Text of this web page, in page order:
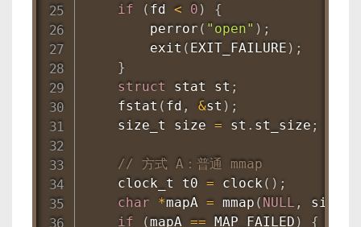
if
( fd < 0 )
{
perror ( "open" ) ;
exit ( EXIT_FAILURE ) ;
}
struct
stat st ;
fstat ( fd , &st ) ;
    size_t size
= st . st_size ;
// 方式 A：普通 mmap
    clock_t t0
= clock ( ) ;
char
*mapA = mmap ( NULL , size
if
(mapA == MAP_FAILED ) {